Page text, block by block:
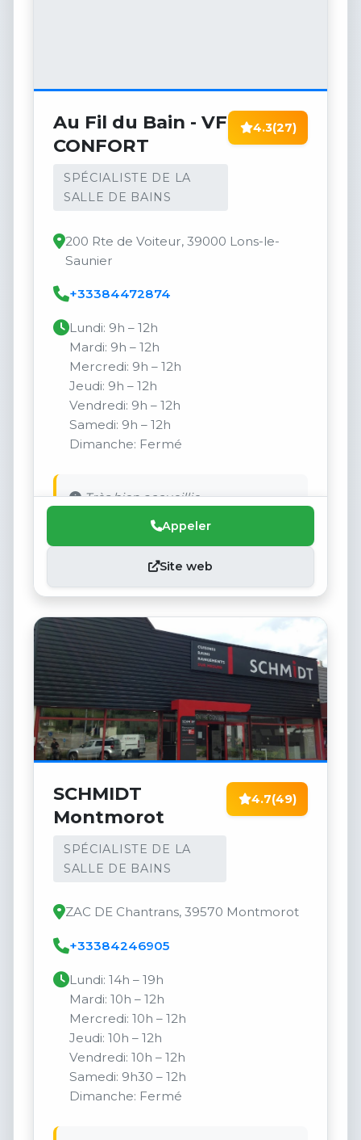
Au Fil du Bain - VF
CONFORT
SPÉCIALISTE DE LA
SALLE DE BAINS
4.3(27)
200 Rte de Voiteur, 39000 Lons-le-
Saunier
+33384472874
Lundi: 9h – 12h
Mardi: 9h – 12h
Mercredi: 9h – 12h
Jeudi: 9h – 12h
Vendredi: 9h – 12h
Samedi: 9h – 12h
Dimanche: Fermé
Très bien accueillie.
Appeler
Site web
SCHMIDT
Montmorot
SPÉCIALISTE DE LA
SALLE DE BAINS
4.7(49)
ZAC DE Chantrans, 39570 Montmorot
+33384246905
Lundi: 14h – 19h
Mardi: 10h – 12h
Mercredi: 10h – 12h
Jeudi: 10h – 12h
Vendredi: 10h – 12h
Samedi: 9h30 – 12h
Dimanche: Fermé